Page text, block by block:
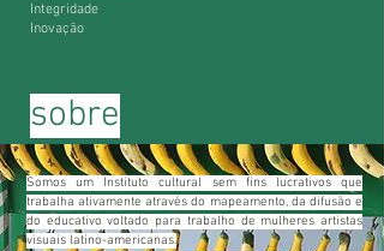
Integridade
Inovação
sobre
Somos um Instituto cultural sem fins lucrativos que
trabalha ativamente através do mapeamento, da difusão e
do educativo voltado para trabalho de mulheres artistas
visuais latino-americanas.